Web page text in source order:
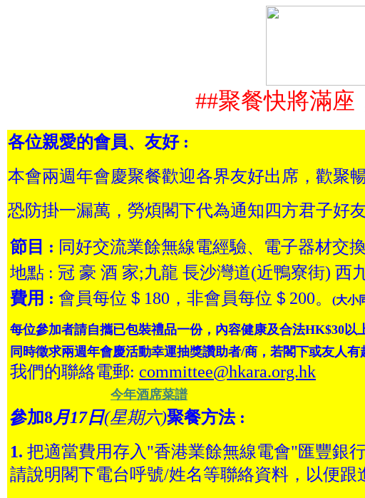
##聚餐快將滿座
各位親愛的會員、友好 :
本會兩週年會慶聚餐歡迎各界友好出席，歡聚
恐防掛一漏萬，勞煩閣下代為通知四方君子好友
節目 : 同好交流業餘無線電經驗、電子器材交
地點 : 冠 豪 酒 家;九龍 長沙灣道(近鴨寮街) 西
費用 : 會員每位＄180，非會員每位＄200。 (大小
每位參加者請自攜已包裝禮品一份，內容健康及合法HK$30以
同時徵求兩週年會慶活動幸運抽獎讚助者/商，若閣下或友人
我們的聯絡電郵: committee@hkara.org.hk
今年酒席菜譜
參加8月17日(星期六)聚餐方法 :
1. 把適當費用存入"香港業餘無線電會"匯豐銀
請說明閣下電台呼號/姓名等聯絡資料，以便跟